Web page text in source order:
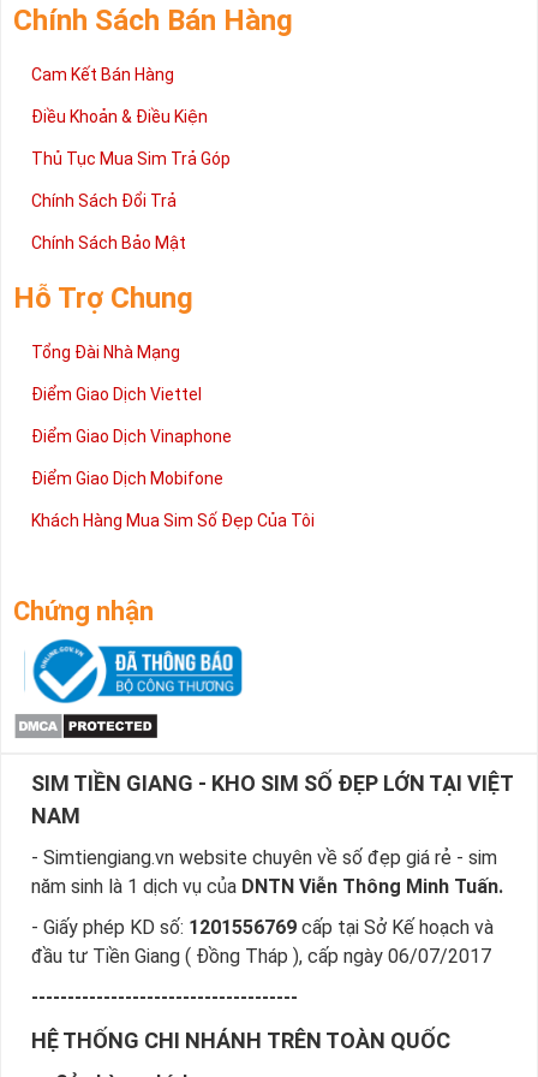
Chính Sách Bán Hàng
Cam Kết Bán Hàng
Điều Khoản & Điều Kiện
Thủ Tục Mua Sim Trả Góp
Chính Sách Đổi Trả
Chính Sách Bảo Mật
Hỗ Trợ Chung
Tổng Đài Nhà Mạng
Điểm Giao Dịch Viettel
Điểm Giao Dịch Vinaphone
Điểm Giao Dịch Mobifone
Khách Hàng Mua Sim Số Đẹp Của Tôi
Chứng nhận
SIM TIỀN GIANG - KHO SIM SỐ ĐẸP LỚN TẠI VIỆT
NAM
- Simtiengiang.vn website chuyên về số đẹp giá rẻ - sim
năm sinh là 1 dịch vụ của DNTN Viễn Thông Minh Tuấn.
- Giấy phép KD số: 1201556769 cấp tại Sở Kế hoạch và
đầu tư Tiền Giang ( Đồng Tháp ), cấp ngày 06/07/2017
-------------------------------------
HỆ THỐNG CHI NHÁNH TRÊN TOÀN QUỐC